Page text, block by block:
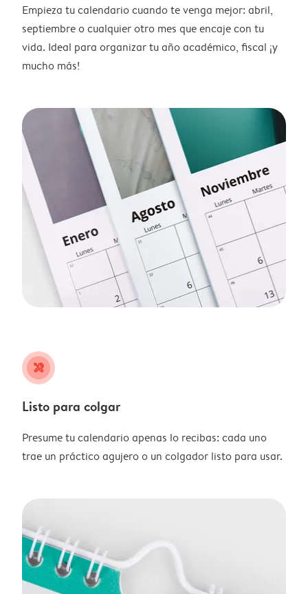
Empieza tu calendario cuando te venga mejor: abril,
septiembre o cualquier otro mes que encaje con tu
vida. Ideal para organizar tu año académico, fiscal ¡y
mucho más!
tools
Listo para colgar
Presume tu calendario apenas lo recibas: cada uno
trae un práctico agujero o un colgador listo para usar.